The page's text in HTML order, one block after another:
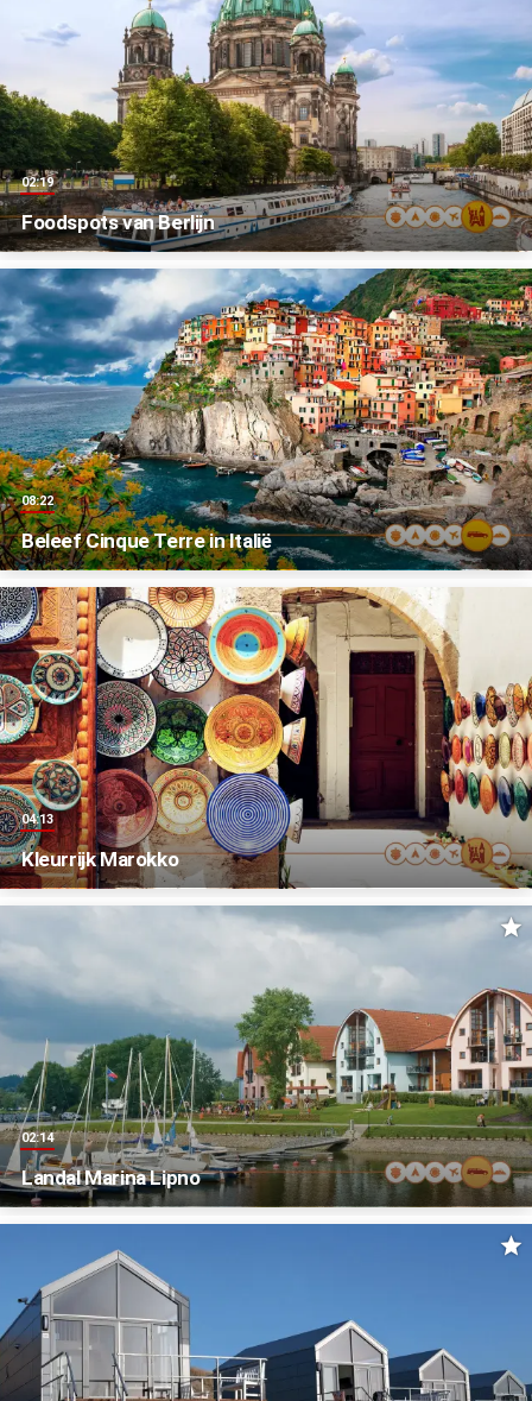
Foodspots van Berlijn
02:19
Beleef Cinque Terre in Italië
08:22
Kleurrijk Marokko
04:13
Landal Marina Lipno
02:14